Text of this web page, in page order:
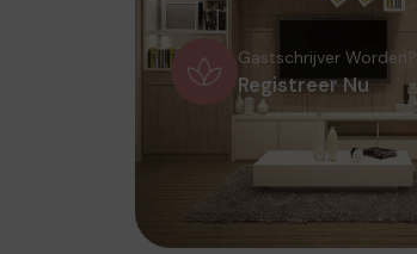
Gastschrijver Worden?
Registreer Nu